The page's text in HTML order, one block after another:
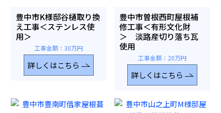
豊中市K様邸谷樋取り換
え工事＜ステンレス使
用＞
工事金額：30万円
詳しくはこちら
豊中市曽根西町屋根補
修工事＜有形文化財
＞ 淡路産切り落ち瓦
使用
工事金額：20万円
詳しくはこちら